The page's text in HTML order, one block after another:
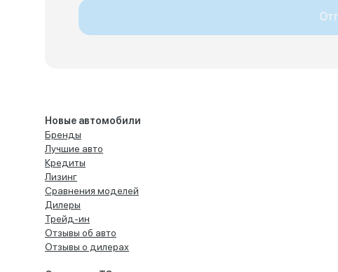
Новые автомобили
Бренды
Лучшие авто
Кредиты
Лизинг
Сравнения моделей
Дилеры
Трейд-ин
Отзывы об авто
Отзывы о дилерах